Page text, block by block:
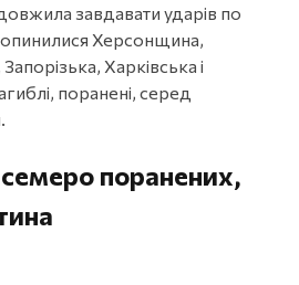
завдавати ударів по
опинилися Херсонщина,
Харківська і
поранені, серед
поранених,